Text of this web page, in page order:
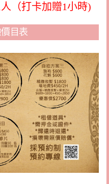
（打卡加贈1小時)
目表